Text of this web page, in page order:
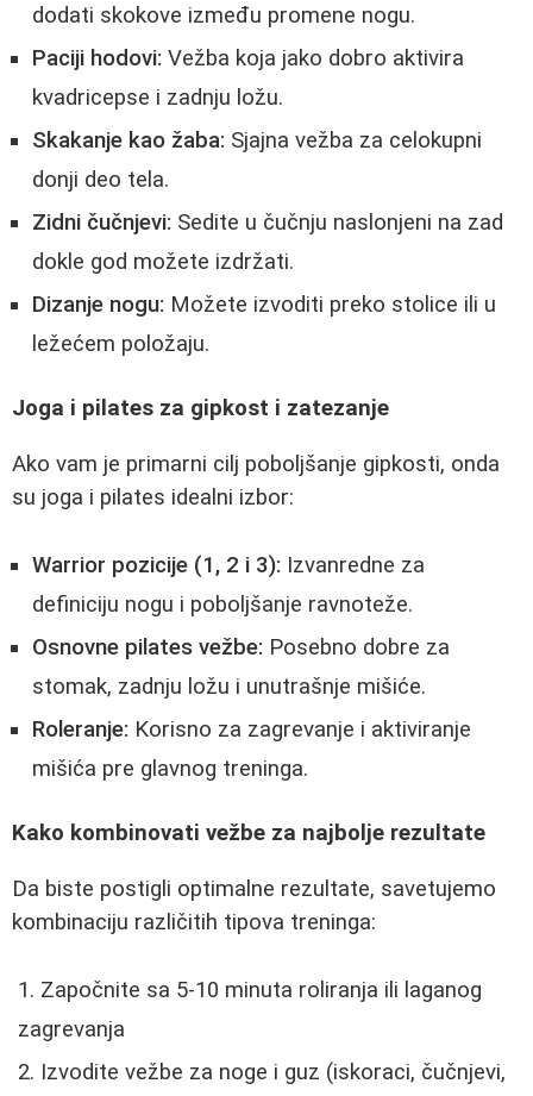
dodati skokove između promene nogu.
Paciji hodovi: Vežba koja jako dobro aktivira
kvadricepse i zadnju ložu.
Skakanje kao žaba: Sjajna vežba za celokupni
donji deo tela.
Zidni čučnjevi: Sedite u čučnju naslonjeni na zad
dokle god možete izdržati.
Dizanje nogu: Možete izvoditi preko stolice ili u
ležećem položaju.
Joga i pilates za gipkost i zatezanje
Ako vam je primarni cilj poboljšanje gipkosti, onda
su joga i pilates idealni izbor:
Warrior pozicije (1, 2 i 3): Izvanredne za
definiciju nogu i poboljšanje ravnoteže.
Osnovne pilates vežbe: Posebno dobre za
stomak, zadnju ložu i unutrašnje mišiće.
Roleranje: Korisno za zagrevanje i aktiviranje
mišića pre glavnog treninga.
Kako kombinovati vežbe za najbolje rezultate
Da biste postigli optimalne rezultate, savetujemo
kombinaciju različitih tipova treninga:
Započnite sa 5-10 minuta roliranja ili laganog
zagrevanja
Izvodite vežbe za noge i guz (iskoraci, čučnjevi,